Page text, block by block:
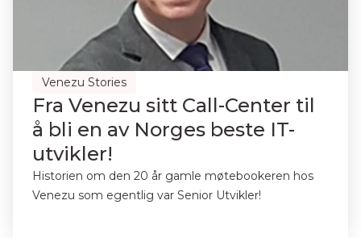
Venezu Stories
Fra Venezu sitt Call-Center til
å bli en av Norges beste IT-
utvikler!
Historien om den 20 år gamle møtebookeren hos
Venezu som egentlig var Senior Utvikler!